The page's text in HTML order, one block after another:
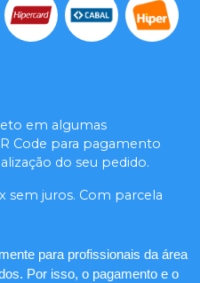
em algumas
Code para pagamento
do seu pedido.
sem juros. Com parcela
para profissionais da área
Por isso, o pagamento e o